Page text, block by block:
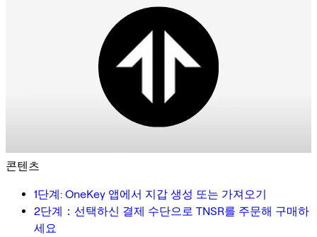
콘텐츠
1단계: OneKey 앱에서 지갑 생성 또는 가져오기
2단계：선택하신 결제 수단으로 TNSR를 주문해 구매하
세요